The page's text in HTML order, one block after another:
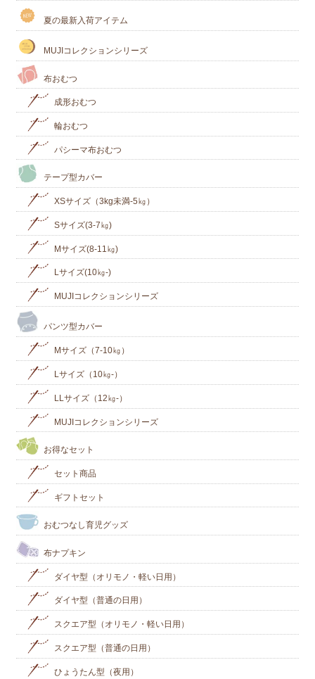
夏の最新入荷アイテム
MUJIコレクションシリーズ
布おむつ
成形おむつ
輪おむつ
パシーマ布おむつ
テープ型カバー
XSサイズ（3kg未満-5㎏）
Sサイズ(3-7㎏)
Mサイズ(8-11㎏)
Lサイズ(10㎏‐)
MUJIコレクションシリーズ
パンツ型カバー
Mサイズ（7-10㎏）
Lサイズ（10㎏-）
LLサイズ（12㎏-）
MUJIコレクションシリーズ
お得なセット
セット商品
ギフトセット
おむつなし育児グッズ
布ナプキン
ダイヤ型（オリモノ・軽い日用）
ダイヤ型（普通の日用）
スクエア型（オリモノ・軽い日用）
スクエア型（普通の日用）
ひょうたん型（夜用）